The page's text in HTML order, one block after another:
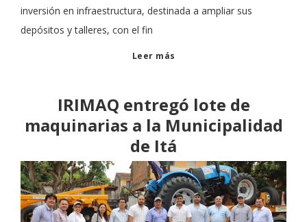
inversión en infraestructura, destinada a ampliar sus
depósitos y talleres, con el fin
Leer más
IRIMAQ entregó lote de
maquinarias a la Municipalidad
de Itá